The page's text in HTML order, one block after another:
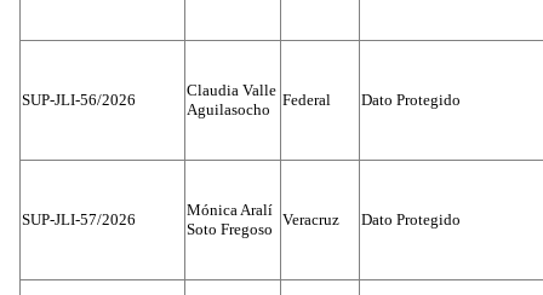
SUP-JLI-56/2026
Claudia Valle
Aguilasocho
Federal Dato Protegido
SUP-JLI-57/2026
Mónica Aralí
Soto Fregoso
Veracruz Dato Protegido